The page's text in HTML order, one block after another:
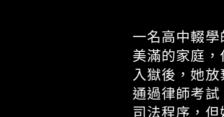
一名高中輟
美滿的家庭
入獄後，她
通過律師考
司法程序，